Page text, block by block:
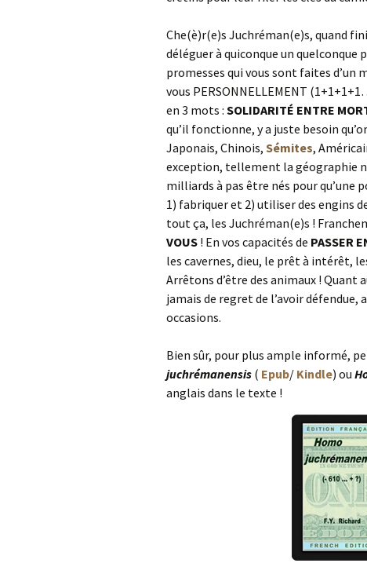
Che(è)r(e)s Juchréman(e)s, quand
déléguer à quiconque un quelconque
promesses qui vous sont faites d’un
vous PERSONNELLEMENT
en 3 mots : SOLIDARITÉ ENTRE
qu’il fonctionne, y a juste besoin
Japonais, Chinois, Sémites,
exception, tellement la géographie
milliards à pas être nés pour qu’une
1) fabriquer et 2) utiliser des engins
tout ça, les Juchréman(e)s !
VOUS ! En vos capacités de PASSER
les cavernes, dieu, le prêt à intérêt,
Arrêtons d’être des animaux ! Quant
jamais de regret de l’avoir
occasions.
Bien sûr, pour plus ample informé,
juchrémanensis ( Epub/ Kindle) ou
anglais dans le texte !